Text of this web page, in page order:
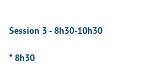
Session 3 - 8h30-10h30
* 8h30